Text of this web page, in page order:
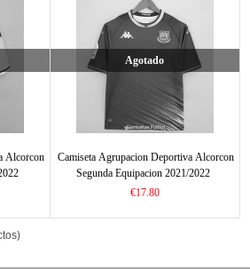
Alcorcon
Agotado
Camiseta Agrupacion Deportiva Alcorcon
Segunda Equipacion 2021/2022
€17.80